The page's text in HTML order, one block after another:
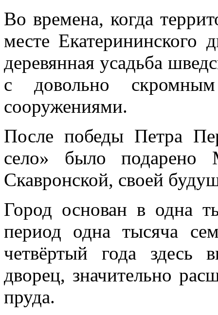
Во времена, когда
месте Екатерининского
деревянная усадьба
с довольно
сооружениями.
После победы Петра
село» было подарено
Скавронской, своей
Город основан в одна
период одна тысяча
четвёртый года здесь
дворец, значительно
пруда.